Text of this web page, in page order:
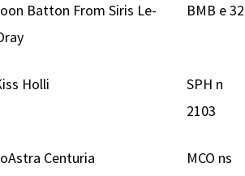
Batton From Siris Le-
BMB e 32
Holli
SPH n
2103
Centuria MCO ns